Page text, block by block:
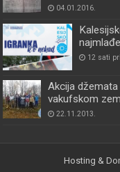
04.01.2016.
12 sati
Akcija
vakufskom
22.11.2013.
Hosting &